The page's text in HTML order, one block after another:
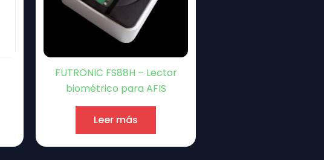
FUTRONIC FS88H – Lector
biométrico para AFIS
Leer más